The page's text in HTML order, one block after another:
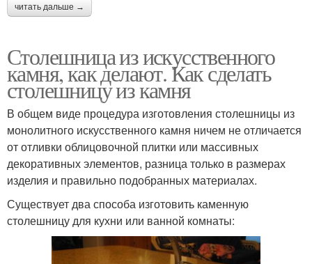
читать дальше →
Столешница из искусственного
камня, как делают. Как сделать
столешницу из камня
В общем виде процедура изготовления столешницы из
монолитного искусственного камня ничем не отличается
от отливки облицовочной плитки или массивных
декоративных элементов, разница только в размерах
изделия и правильно подобранных материалах.
Существует два способа изготовить каменную
столешницу для кухни или ванной комнаты: